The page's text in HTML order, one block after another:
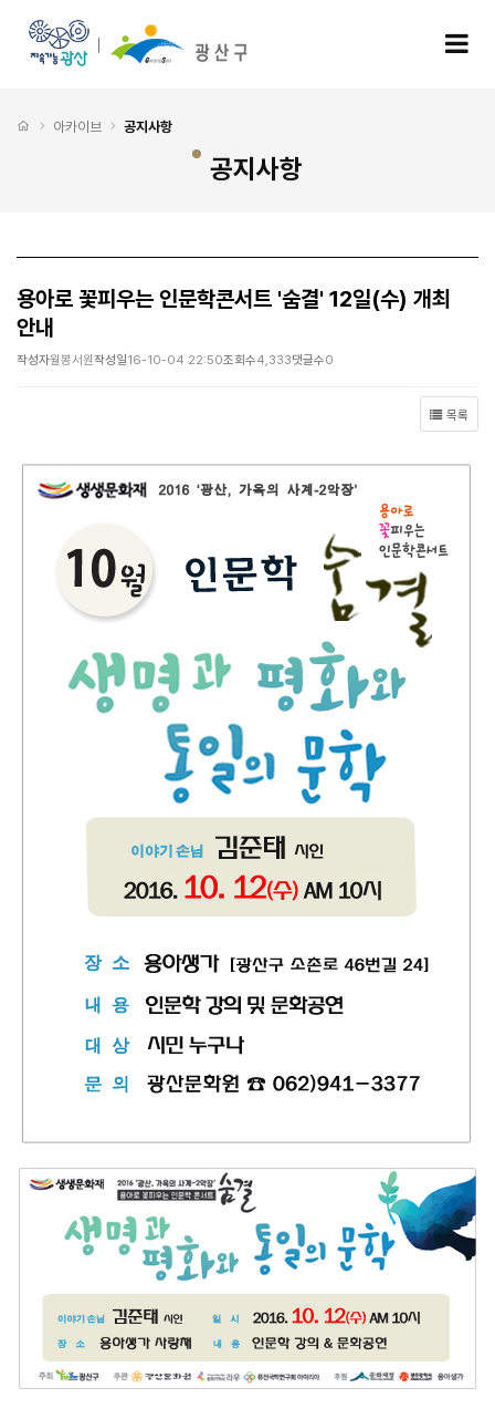
처음으로
아카이브 공지사항
공지사항
용아로 꽃피우는 인문학콘서트 '숨결' 12일(수) 개최
안내
작성자월봉서원작성일16-10-04 22:50조회수4,333댓글수0
목록